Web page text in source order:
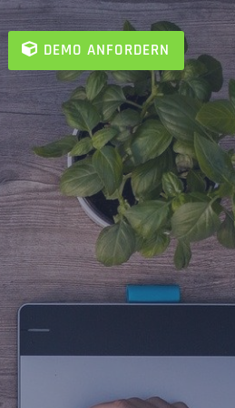
DEMO ANFORDERN